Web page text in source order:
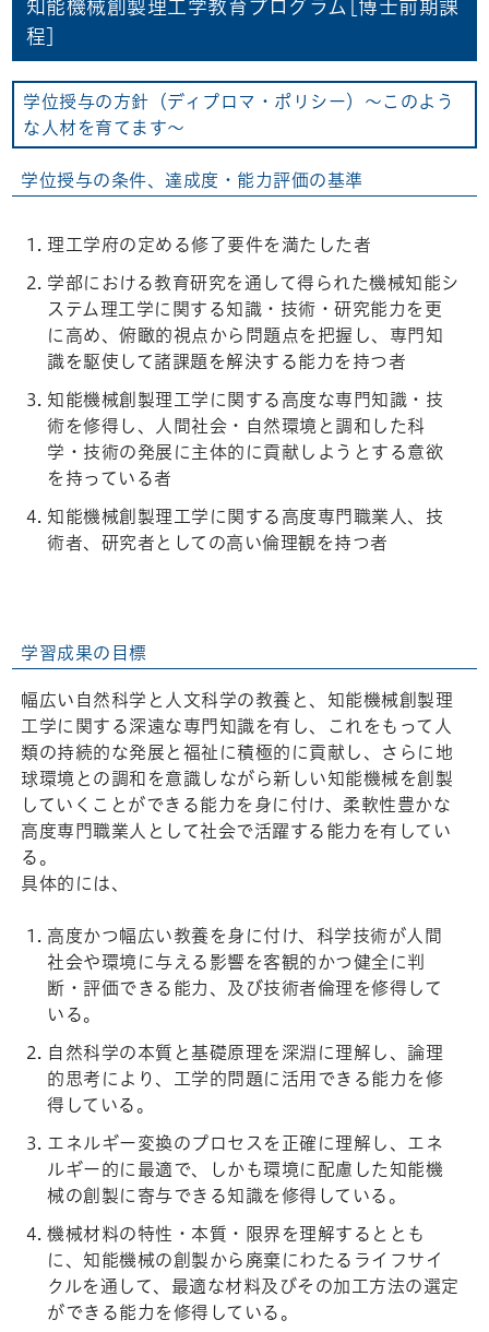
知能機械創製理工学教育プログラム[博士前期課
程]
学位授与の方針（ディプロマ・ポリシー）～このよう
な人材を育てます～
学位授与の条件、達成度・能力評価の基準
理工学府の定める修了要件を満たした者
学部における教育研究を通して得られた機械知能シ
ステム理工学に関する知識・技術・研究能力を更
に高め、俯瞰的視点から問題点を把握し、専門知
識を駆使して諸課題を解決する能力を持つ者
知能機械創製理工学に関する高度な専門知識・技
術を修得し、人間社会・自然環境と調和した科
学・技術の発展に主体的に貢献しようとする意欲
を持っている者
知能機械創製理工学に関する高度専門職業人、技
術者、研究者としての高い倫理観を持つ者
学習成果の目標
幅広い自然科学と人文科学の教養と、知能機械創製理
工学に関する深遠な専門知識を有し、これをもって人
類の持続的な発展と福祉に積極的に貢献し、さらに地
球環境との調和を意識しながら新しい知能機械を創製
していくことができる能力を身に付け、柔軟性豊かな
高度専門職業人として社会で活躍する能力を有してい
る。
具体的には、
高度かつ幅広い教養を身に付け、科学技術が人間
社会や環境に与える影響を客観的かつ健全に判
断・評価できる能力、及び技術者倫理を修得して
いる。
自然科学の本質と基礎原理を深淵に理解し、論理
的思考により、工学的問題に活用できる能力を修
得している。
エネルギー変換のプロセスを正確に理解し、エネ
ルギー的に最適で、しかも環境に配慮した知能機
械の創製に寄与できる知識を修得している。
機械材料の特性・本質・限界を理解するととも
に、知能機械の創製から廃棄にわたるライフサイ
クルを通して、最適な材料及びその加工方法の選定
ができる能力を修得している。